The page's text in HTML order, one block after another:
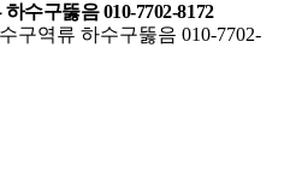
수구뚫음 010-7702-8172
구역류 하수구뚫음 010-7702-